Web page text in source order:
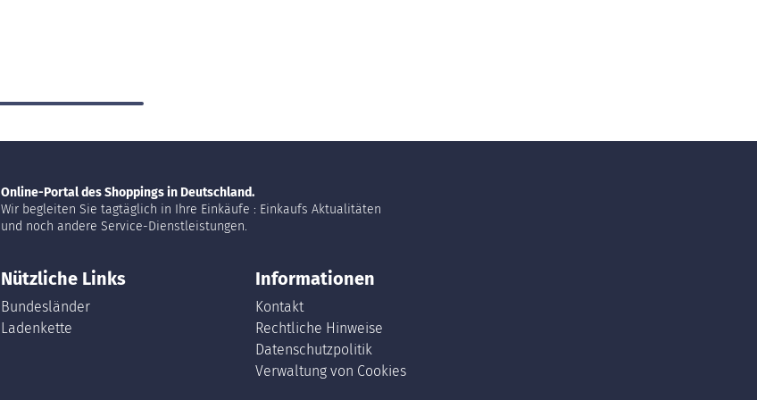
Online-Portal des Shoppings in Deutschland.
Wir begleiten Sie tagtäglich in Ihre Einkäufe : Einkaufs Aktualitäten
und noch andere Service-Dienstleistungen.
Nützliche Links
Bundesländer
Ladenkette
Informationen
Kontakt
Rechtliche Hinweise
Datenschutzpolitik
Verwaltung von Cookies